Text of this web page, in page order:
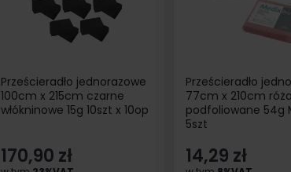
Prześcieradło jednorazowe
100cm x 215cm czarne
włókninowe 15g 10szt x 10op
170,90 zł
Prześcieradło
77cm x 210cm
podfoliowane 54g
5szt
14,29 zł